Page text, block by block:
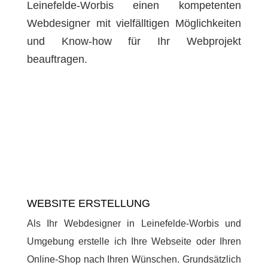
Leinefelde-Worbis einen kompetenten
Webdesigner mit vielfälltigen Möglichkeiten
und Know-how für Ihr Webprojekt
beauftragen.
WEBSITE ERSTELLUNG
Als Ihr Webdesigner in Leinefelde-Worbis und
Umgebung erstelle ich Ihre Webseite oder Ihren
Online-Shop nach Ihren Wünschen. Grundsätzlich